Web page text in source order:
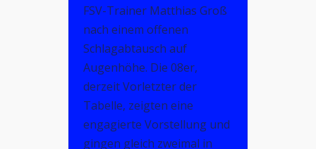
FSV-Trainer Matthias Groß
nach einem offenen
Schlagabtausch auf
Augenhöhe. Die 08er,
derzeit Vorletzter der
Tabelle, zeigten eine
engagierte Vorstellung und
gingen gleich zweimal in